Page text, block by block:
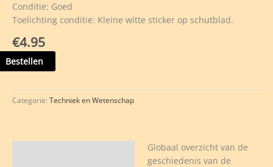
Conditie: Goed
Toelichting conditie: Kleine witte sticker op schutblad.
€4.95
Bestellen
Categorie: Techniek en Wetenschap
Globaal overzicht van de
geschiedenis van de